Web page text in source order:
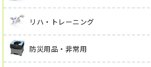
リハ・トレーニング
防災用品・非常用